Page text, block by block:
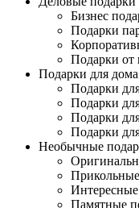
Бизнес
Подарки
Подарки от
Подарки для дома
Подарки
Подарки
Подарки
Подарки
Необычные
Памятные